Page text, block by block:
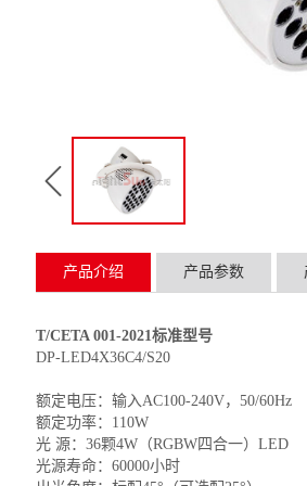
产品介绍 产品参数
T/CETA 001-2021标准型号
DP-LED4X36C4/S20
额定电压：输入AC100-240V，
额定功率：110W
光 源：36颗4W（RGBW四合一）LED
光源寿命：60000小时